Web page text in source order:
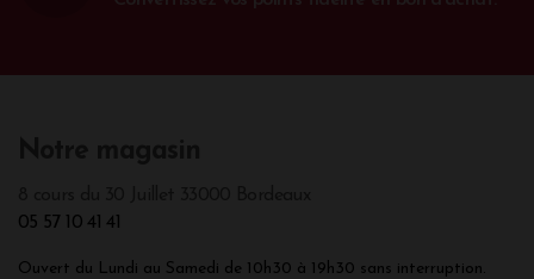
05 57 10 41 41
Ouvert du Lundi au Samedi de 10h30 à 19h30 sans interruption.